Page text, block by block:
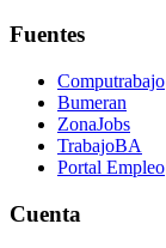
Fuentes
Computrabajo
Bumeran
ZonaJobs
TrabajoBA
Portal Empleo
Cuenta